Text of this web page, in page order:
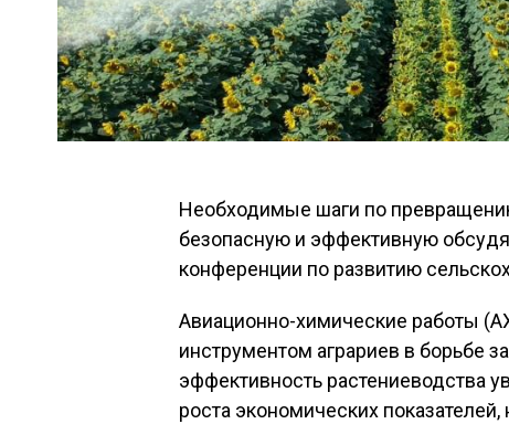
Необходимые шаги по
безопасную и эффективную
конференции по развитию
Авиационно-химические работы
инструментом аграриев в борьбе
эффективность растениеводства
роста экономических